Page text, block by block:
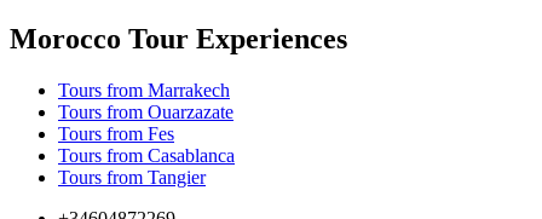
Morocco Tour Experiences
Tours from Marrakech
Tours from Ouarzazate
Tours from Fes
Tours from Casablanca
Tours from Tangier